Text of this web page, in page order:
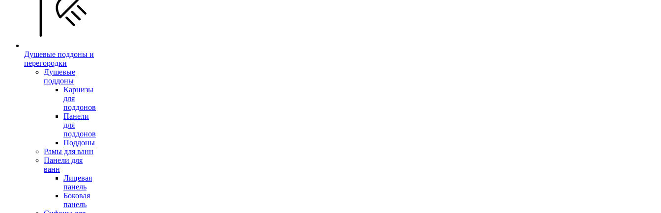
Душевые поддоны и
перегородки
Душевые
поддоны
Карнизы
для
поддонов
Панели
для
поддонов
Поддоны
Рамы для ванн
Панели для
ванн
Лицевая
панель
Боковая
панель